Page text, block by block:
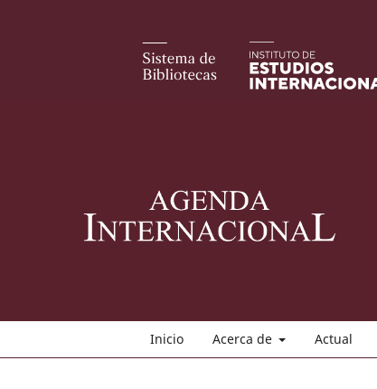
Inicio Acerca de Actual